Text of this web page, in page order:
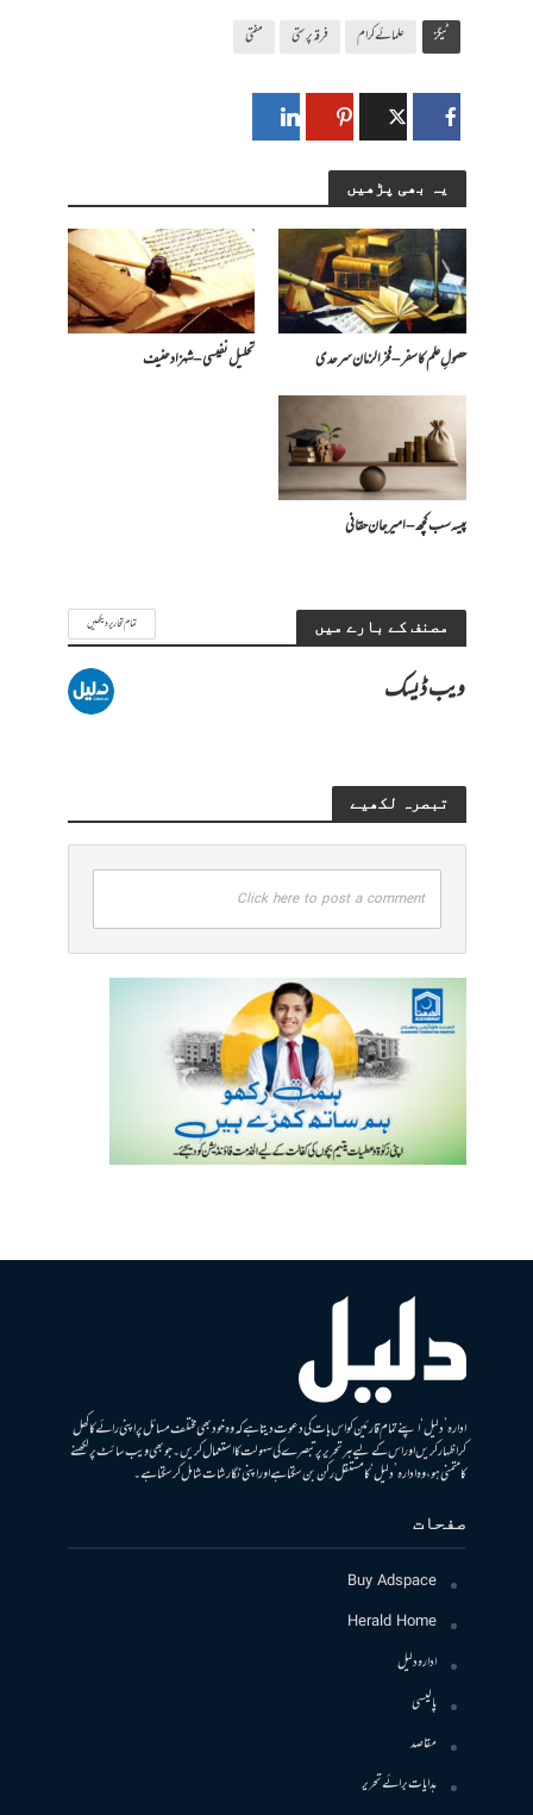
ٹیگز علمائے کرام فرقہ پرستی مفتی
یہ بھی پڑھیں
حصولِ علم کا سفر – فخرالزمان سرحدی تحلیل نفیسی – شہزاد حنیف
پیسہ سب کچھ – امیرجان حقانی
مصنف کے بارے میں تمام تحاریر دیکھیں
ویب ڈیسک
تبصرہ لکھیے
Click here to post a comment
ادارہ ’دلیل‘ اپنے تمام قارئین کو اس بات کی دعوت دیتا ہے کہ وہ خود بھی مختلف مسائل پر اپنی رائے کا کھل
کر اظہار کریں اور اس کے لیے ہر تحریر پر تبصرے کی سہولت کا استعمال کریں۔ جو بھی ویب سائٹ پر لکھنے
کا متمنی ہو، وہ ادارہ ’دلیل‘ کا مستقل رکن بن سکتا ہے اور اپنی نگارشات شامل کرسکتا ہے۔
صفحات
Buy Adspace
Herald Home
ادارہ دلیل
پالیسی
مقاصد
ہدایات برائے تحریر